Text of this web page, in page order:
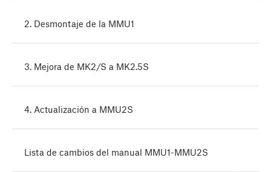
2. Desmontaje de la MMU1
3. Mejora de MK2/S a MK2.5S
4. Actualización a MMU2S
Lista de cambios del manual MMU1-MMU2S